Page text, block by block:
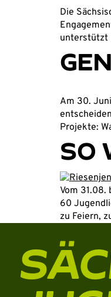
Die
unterstützt
Am 30.
Projekte:
SO
Vom
60
zu Feiern,